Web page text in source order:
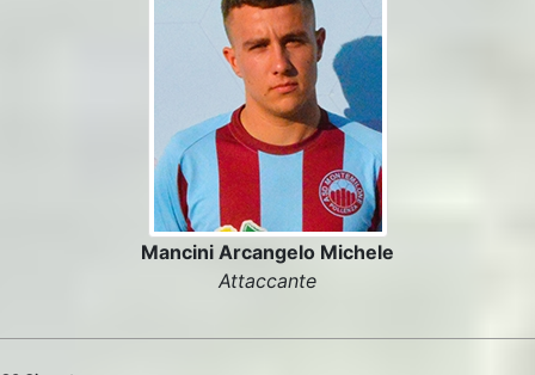
Mancini Arcangelo Michele
Attaccante